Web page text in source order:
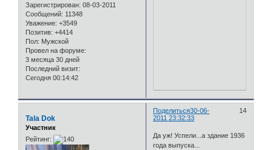
Зарегистрирован: 08-03-2011
Сообщений: 11348
Уважение: +3549
Позитив: +4414
Пол: Мужской
Провел на форуме:
3 месяца 30 дней
Последний визит:
Сегодня 00:14:42
Поделиться 14
30-06-
2011 23:32:33
Tala Dok
Участник
Рейтинг:
Да уж! Успели...а здание 1936
года выпуска...